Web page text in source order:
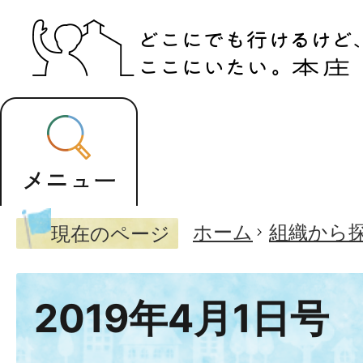
現在のページ ホーム 組織から
2019年4月1日号